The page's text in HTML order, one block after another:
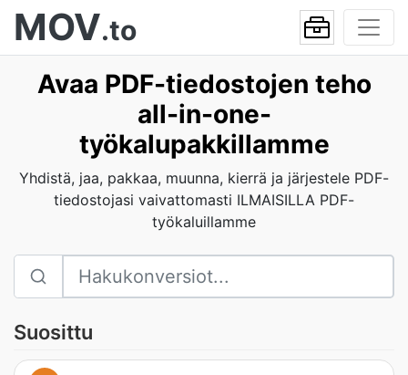
MOV.to
Avaa PDF-tiedostojen teho
all-in-one-
työkalupakkillamme
Yhdistä, jaa, pakkaa, muunna, kierrä ja järjestele PDF-
tiedostojasi vaivattomasti ILMAISILLA PDF-
työkaluillamme
Suosittu